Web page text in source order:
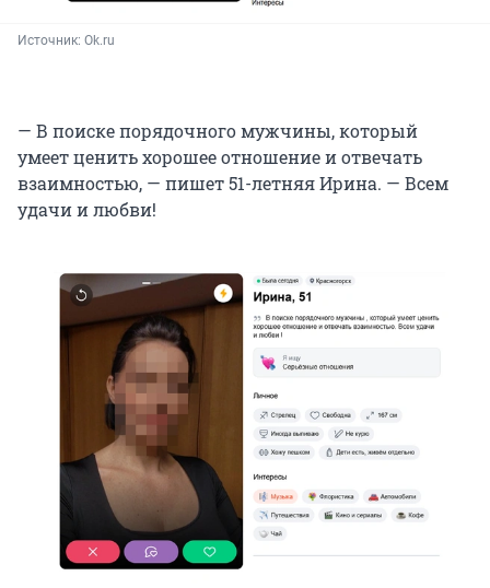
Источник: Ok.ru
— В поиске порядочного мужчины, который
умеет ценить хорошее отношение и отвечать
взаимностью, — пишет 51-летняя Ирина. — Всем
удачи и любви!